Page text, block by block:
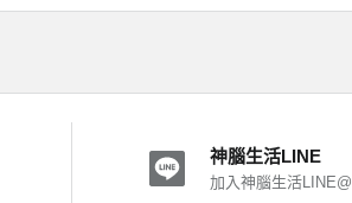
致您、第三人
調查或線上申請
願提供之資
神腦生活LINE
加入神腦生活LINE@